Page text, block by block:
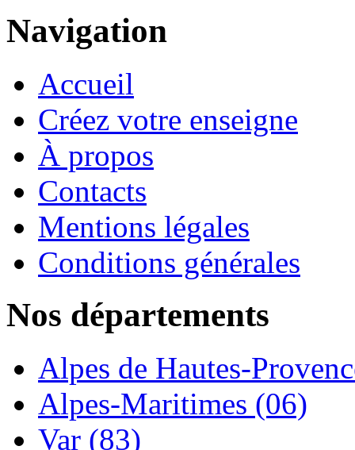
Navigation
Accueil
Créez votre enseigne
À propos
Contacts
Mentions légales
Conditions générales
Nos départements
Alpes de Hautes-
Alpes-Maritimes (06)
Var (83)